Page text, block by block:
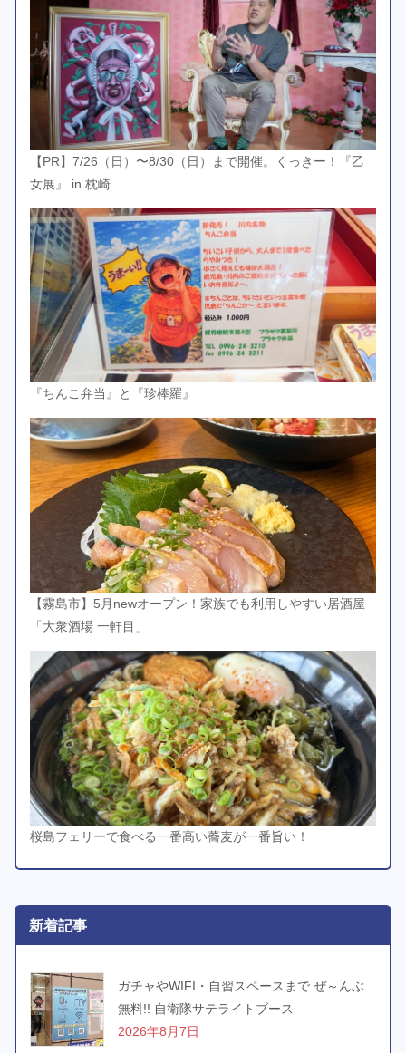
【PR】7/26（日）〜8/30（日）まで開催。くっきー！『乙
女展』 in 枕崎
『ちんこ弁当』と『珍棒羅』
【霧島市】5月newオープン！家族でも利用しやすい居酒屋
「大衆酒場 一軒目」
桜島フェリーで食べる一番高い蕎麦が一番旨い！
新着記事
ガチャやWIFI・自習スペースまで ぜ～んぶ
無料!! 自衛隊サテライトブース
2026年8月7日